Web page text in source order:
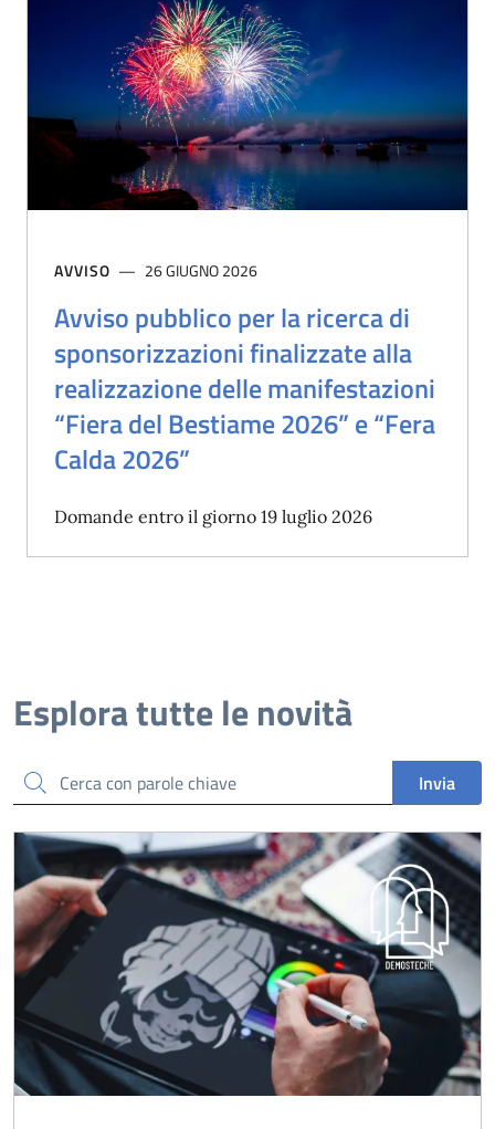
AVVISO 26 GIUGNO 2026
Avviso pubblico per la ricerca di
sponsorizzazioni finalizzate alla
realizzazione delle manifestazioni
“Fiera del Bestiame 2026” e “Fera
Calda 2026”
Domande entro il giorno 19 luglio 2026
Esplora tutte le novità
Cerca Invia